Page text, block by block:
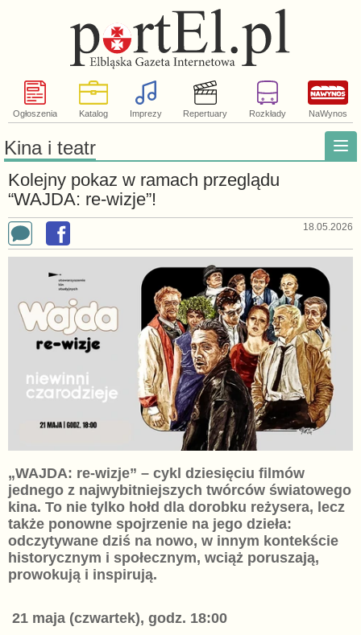
Ogłoszenia Katalog Imprezy Repertuary Rozkłady NaWynos
Kina i teatr
Kolejny pokaz w ramach przeglądu
“WAJDA: re-wizje”!
18.05.2026
„WAJDA: re-wizje” – cykl dziesięciu filmów
jednego z najwybitniejszych twórców światowego
kina. To nie tylko hołd dla dorobku reżysera, lecz
także ponowne spojrzenie na jego dzieła:
odczytywane dziś na nowo, w innym kontekście
historycznym i społecznym, wciąż poruszają,
prowokują i inspirują.
21 maja (czwartek), godz. 18:00